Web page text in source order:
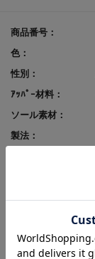
商品番号：
色：
性別：
ｱｯﾊﾟｰ材料：
ソール素材：
製法：
レビューポイント付
返品サイズ交換：
試着申込可否：